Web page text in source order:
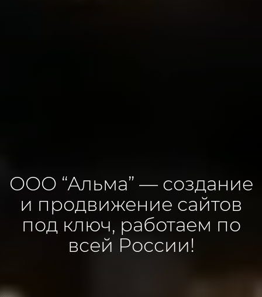
ООО “Альма” — создание
и продвижение сайтов
под ключ, работаем по
всей России!